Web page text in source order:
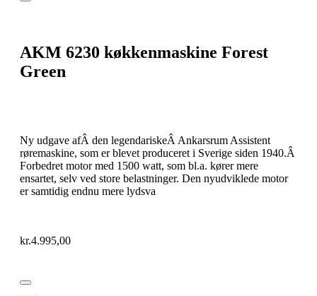
AKM 6230 køkkenmaskine Forest
Green
Ny udgave afÂ den legendariskeÂ Ankarsrum Assistent
røremaskine, som er blevet produceret i Sverige siden 1940.Â
Forbedret motor med 1500 watt, som bl.a. kører mere
ensartet, selv ved store belastninger. Den nyudviklede motor
er samtidig endnu mere lydsva
kr.4.995,00